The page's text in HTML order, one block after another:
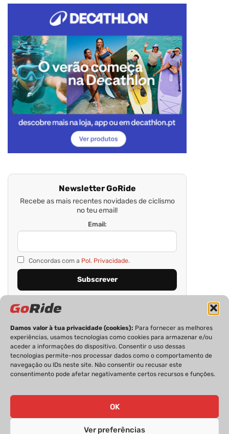
Damos valor à tua privacidade (cookies): Para fornecer as melhores
experiências, usamos tecnologias como cookies para armazenar e/ou
aceder a informações do dispositivo. Consentir o uso dessas
tecnologias permite-nos processar dados como o comportamento de
navegação ou IDs neste site. Não consentir ou recusar este
consentimento pode afetar negativamente certos recursos e funções.
OK
Ver preferências
Newsletter GoRide
Recebe as mais recentes novidades de ciclismo
no teu email!
Email:
Concordas com a Pol. Privacidade.
PRIVACIDADE FICHA TÉCNICA
ESTATUTO EDITORIAL